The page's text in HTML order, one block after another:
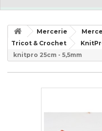
Mercerie
Tricot & Crochet
knitpro 25cm - 5,5mm